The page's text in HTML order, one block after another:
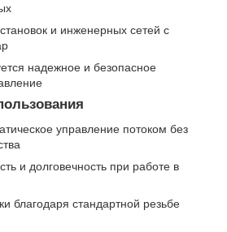
и инженерных сетей с
надежное и безопасное
управление потоком без
и долговечность при работе в
благодаря стандартной резьбе